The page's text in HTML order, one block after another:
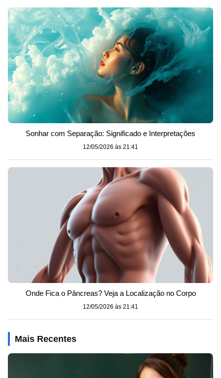
Sonhar com Separação: Significado e Interpretações
12/05/2026 às 21:41
Onde Fica o Pâncreas? Veja a Localização no Corpo
12/05/2026 às 21:41
Mais Recentes